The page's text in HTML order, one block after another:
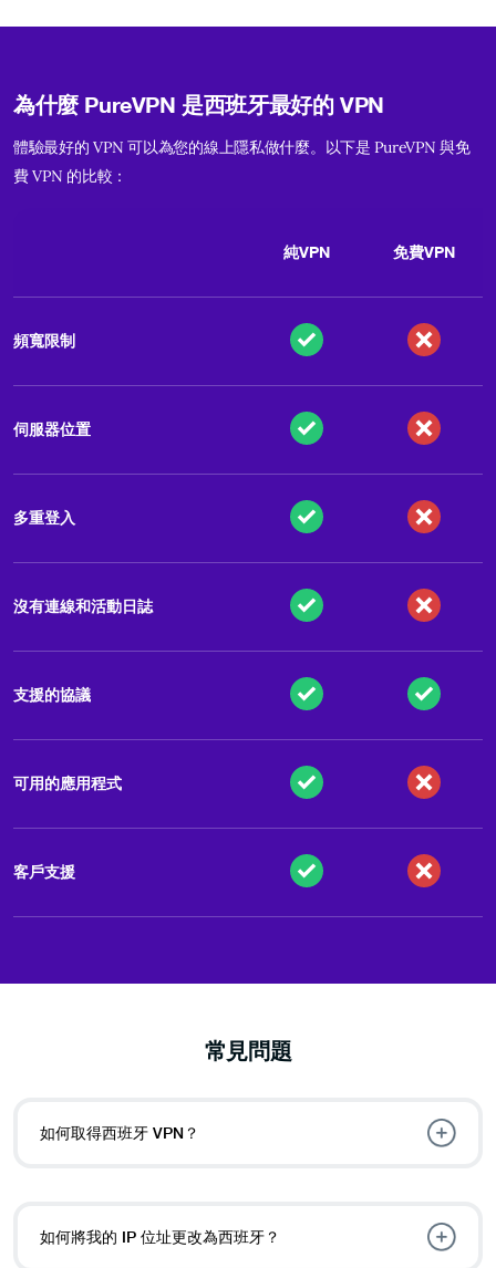
為什麼 PureVPN 是西班牙最好的 VPN
體驗最好的 VPN 可以為您的線上隱私做什麼。以下是 PureVPN 與免
費 VPN 的比較：
純VPN 免費VPN
頻寬限制
伺服器位置
多重登入
沒有連線和活動日誌
支援的協議
可用的應用程式
客戶支援
常見問題
如何取得西班牙 VPN？
如何將我的 IP 位址更改為西班牙？